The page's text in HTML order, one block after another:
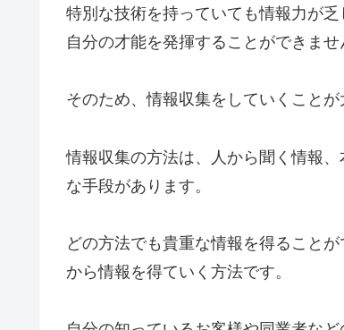
特別な技術を持っていても情報力が
自分の才能を発揮することができませ
そのため、情報収集をしていくことが
情報収集の方法は、人から聞く情報
な手段があります。
どの方法でも貴重な情報を得ること
から情報を得ていく方法です。